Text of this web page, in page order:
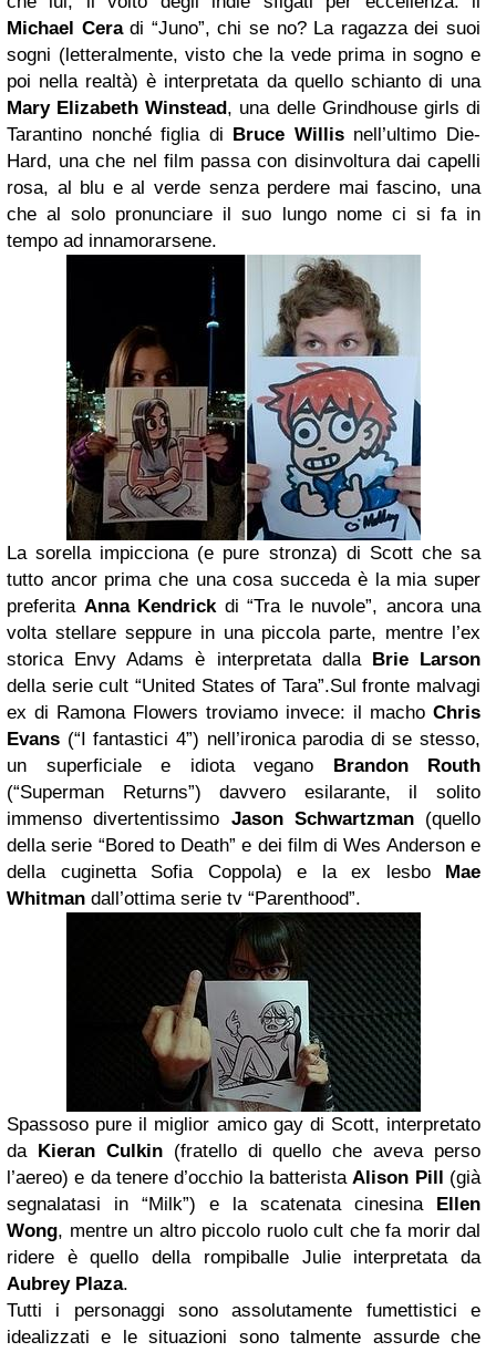
Michael Ceradi “Juno”, chi se no? La ragazza dei suoi
sogni (letteralmente, visto che la vede prima in sogno e
poi nella realtà) è interpretata da quello schianto di una
Mary Elizabeth Winstead , una delle Grindhouse girls di
Tarantino nonché figlia di
Bruce Willisnell’ultimo Die-
Hard, una che nel film passa con disinvoltura dai capelli
rosa, al blu e al verde senza perdere mai fascino, una
che al solo pronunciare il suo lungo nome ci si fa in
tempo ad innamorarsene.
La sorella impicciona (e pure stronza) di Scott che sa
tutto ancor prima che una cosa succeda è la mia super
preferita Anna Kendrickdi “Tra le nuvole”, ancora una
volta stellare seppure in una piccola parte, mentre l’ex
storica Envy Adams è interpretata dalla
Brie Larson
della serie cult “United States of Tara”.Sul fronte malvagi
ex di Ramona Flowers troviamo invece: il macho Chris
Evans (“I fantastici 4”) nell’ironica parodia di se stesso,
un superficiale e idiota vegano
Brandon Routh
(“Superman Returns”) davvero esilarante, il solito
immenso divertentissimo Jason Schwartzman(quello
della serie “Bored to Death” e dei film di Wes Anderson e
della cuginetta Sofia Coppola) e la ex lesbo
Mae
Whitman dall’ottima serie tv “Parenthood”.
Spassoso pure il miglior amico gay di Scott, interpretato
da
Kieran Culkin(fratello di quello che aveva perso
l’aereo) e da tenere d’occhio la batteristaAlison Pill
(già
segnalatasi in “Milk”) e la scatenata cinesina
Ellen
Wong, mentre un altro piccolo ruolo cult che fa morir dal
ridere è quello della rompiballe Julie interpretata da
Aubrey Plaza.
Tutti i personaggi sono assolutamente fumettistici e
idealizzati e le situazioni sono talmente assurde che